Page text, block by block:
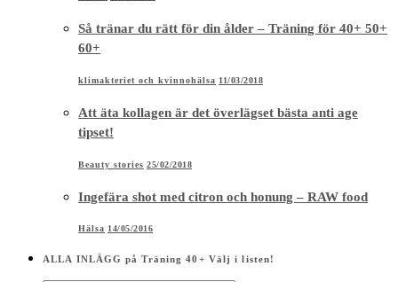
Så tränar du rätt för din ålder – Träning för 40+ 50+
60+
klimakteriet och kvinnohälsa 11/03/2018
Att äta kollagen är det överlägset bästa anti age
tipset!
Beauty stories 25/02/2018
Ingefära shot med citron och honung – RAW food
Hälsa 14/05/2016
ALLA INLÄGG på Träning 40+ Välj i listen!